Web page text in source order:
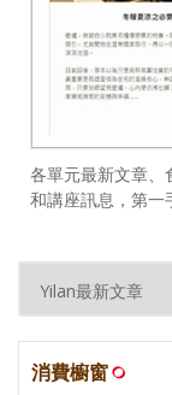
各單元最新文章、
和講座訊息，第一
消費櫥窗